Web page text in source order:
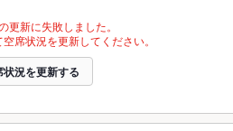
更新に失敗しました。
席状況を更新してください。
状況を更新する